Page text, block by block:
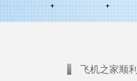
飞机之家顺